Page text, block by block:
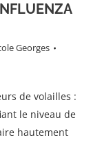
Georges
de volailles :
le niveau de
hautement